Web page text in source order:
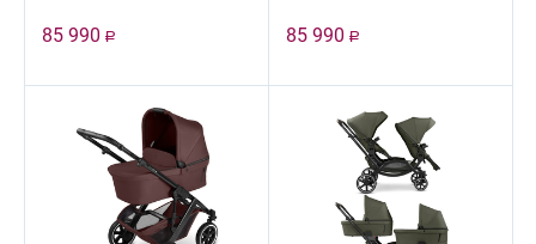
85 990 Р
85 990 Р